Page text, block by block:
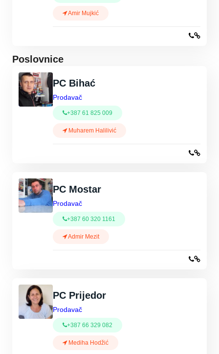
Amir Mujkić
Poslovnice
PC Bihać
Prodavač
+387 61 825 009
Muharem Halilivić
PC Mostar
Prodavač
+387 60 320 1161
Admir Mezit
PC Prijedor
Prodavač
+387 66 329 082
Mediha Hodžić